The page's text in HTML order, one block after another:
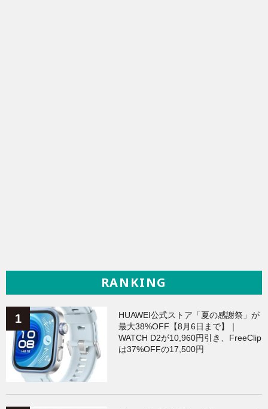
RANKING
HUAWEI公式ストア「夏の感謝祭」が
最大38%OFF【8月6日まで】｜
WATCH D2が10,960円引き、FreeClip
は37%OFFの17,500円